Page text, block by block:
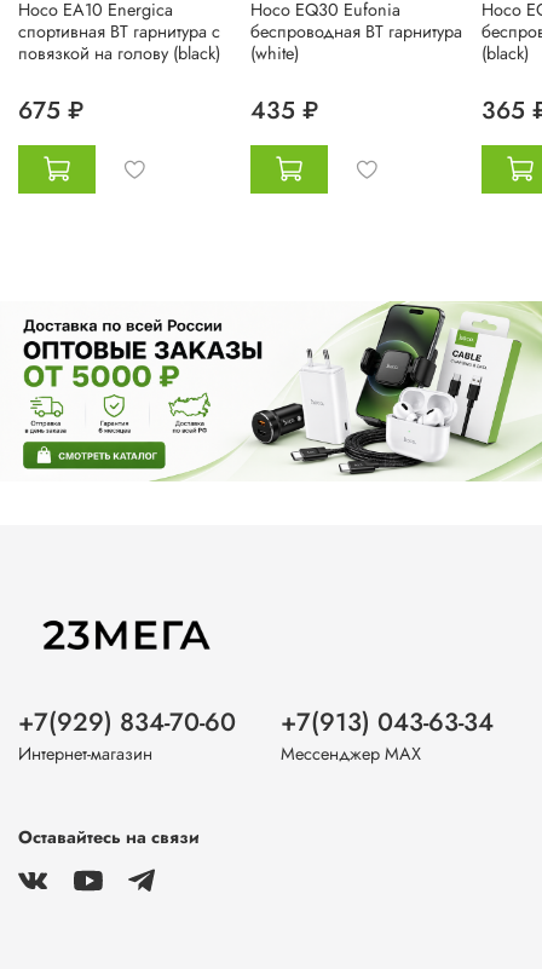
Hoco EA10 Energica
спортивная BT гарнитура с
повязкой на голову (black)
675 ₽
Hoco EQ30 Eufonia
беспроводная BT гарнитура
(white)
435 ₽
Hoco
(black)
365
+7(929) 834-70-60
Интернет-магазин
+7(913) 043-63-34
Мессенджер MAX
Оставайтесь на связи